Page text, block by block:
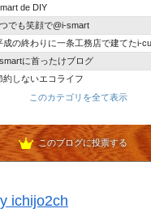
de DIY
でも笑顔で@i-smart
成の終わりに一条工務店で建てたi-
に首ったけブログ
約しないエコライフ
noahnoah研究所
わたしの家づくり│ハウスメーカーで注文住
かまっちょのおうち
このカテゴリを全て表示
このブログに投票する
ichijo2ch